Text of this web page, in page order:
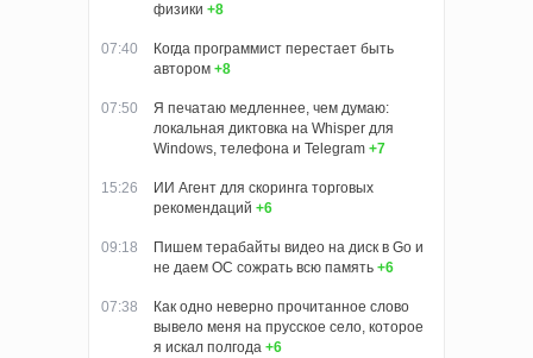
физики +8
07:40
Когда программист перестает быть
автором +8
07:50
Я печатаю медленнее, чем думаю:
локальная диктовка на Whisper для
Windows, телефона и Telegram +7
15:26
ИИ Агент для скоринга торговых
рекомендаций +6
09:18
Пишем терабайты видео на диск в Go и
не даем ОС сожрать всю память +6
07:38
Как одно неверно прочитанное слово
вывело меня на прусское село, которое
я искал полгода +6